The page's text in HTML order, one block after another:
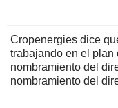
Cropenergies dice
trabajando en el plan
nombramiento del
nombramiento del